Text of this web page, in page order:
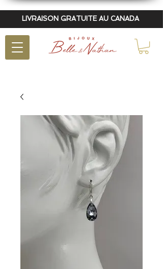
LIVRAISON GRATUITE AU CANADA